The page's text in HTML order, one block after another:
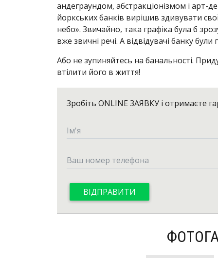
андеграундом, абстракціонізмом і арт-
йоркських банків вирішив здивувати
небо». Звичайно, така графіка була б
вже звичні речі. А відвідувачі банку
Або не зупиняйтесь на банальності.
втілити його в життя!
Зробіть ONLINE ЗАЯВКУ і отримаєте